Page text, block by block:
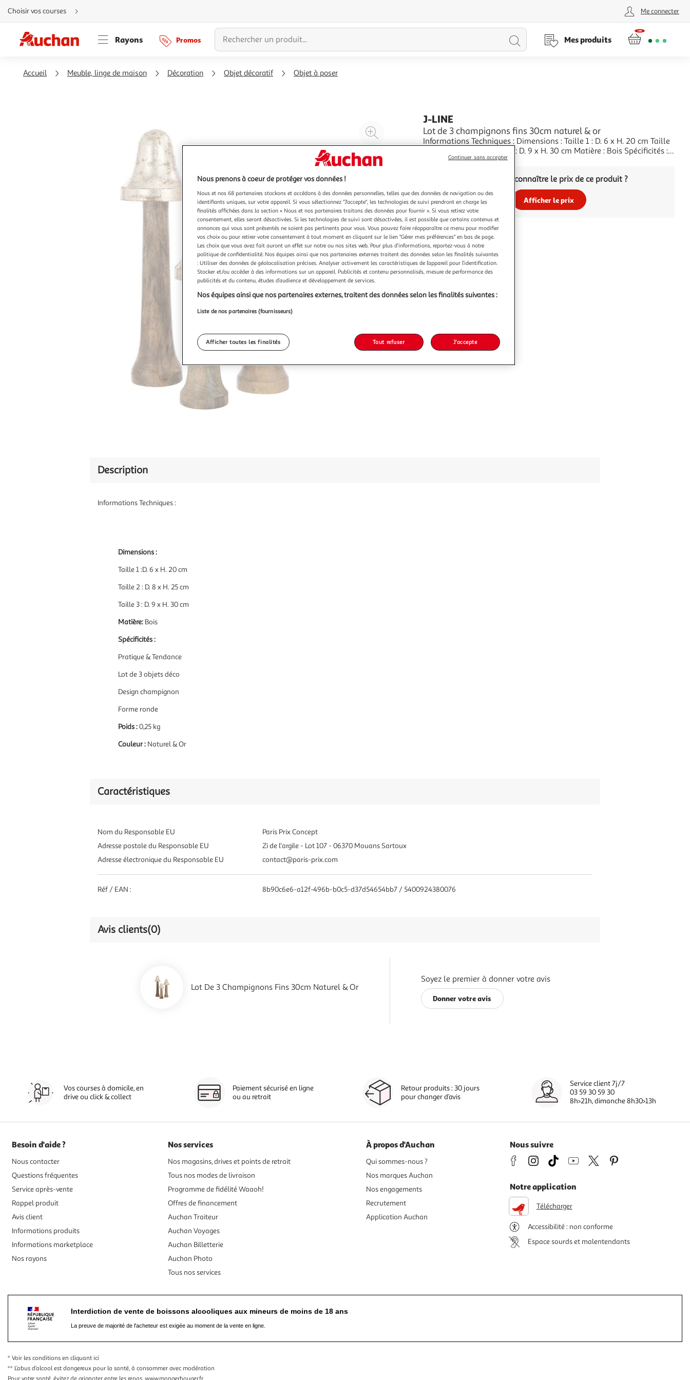
Aller
directement
au
Aller
directement
à
Aller
directement
Choisir vos courses Me connecter
Rayons Promos
Lancer
Mes produits
Accueil Meuble, linge de maison Décoration Objet décoratif Objet à poser
Agrandir
l'illustration
à
200%
Réduire
l'illustration
100
%
le
produit
J-LINE
Lot de 3 champignons fins 30cm naturel & or
Informations Techniques : Dimensions : Taille 1 : D. 6 x H. 20 cm Taille
Pratique & Tendance Lot de 3 objets déco Design champignon Forme
En savoir +
Vous voulez connaître le prix de ce produit ?
Afficher le prix
Description
Informations Techniques :
Dimensions :
Taille 1 :D. 6 x H. 20 cm
Taille 2 : D. 8 x H. 25 cm
Taille 3 : D. 9 x H. 30 cm
Matière: Bois
Spécificités :
Pratique & Tendance
Lot de 3 objets déco
Design champignon
Forme ronde
Poids :0,25 kg
Couleur : Naturel & Or
Caractéristiques
Nom du Responsable EU
Paris Prix Concept
Adresse postale du Responsable EU
Zi de l'argile - Lot 107 - 06370 Mouans Sartoux
Adresse électronique du Responsable EU
contact@paris-prix.com
Réf / EAN : 8b90c6e6-a12f-496b-b0c5-d37d54654bb7 / 5400924380076
Avis clients(0)
Lot De 3 Champignons Fins 30cm Naturel & Or
Soyez le premier à donner votre avis
Donner votre avis
Vos courses à domicile, en
drive ou click & collect
Paiement sécurisé en ligne
ou au retrait
Retour produits : 30 jours
pour changer d’avis
Service client 7j/7
03 59 30 59 30
8h>21h, dimanche 8h30>13h
Besoin d'aide ?
Nous contacter
Questions fréquentes
Service après-vente
Rappel produit
Avis client
Informations produits
Informations marketplace
Nos rayons
Nos services
Nos magasins, drives et points de retrait
Tous nos modes de livraison
Programme de fidélité Waaoh!
Offres de financement
Auchan Traiteur
Auchan Voyages
Auchan Billetterie
Auchan Photo
Tous nos services
À propos d'Auchan
Qui sommes-nous ?
Nos marques Auchan
Nos engagements
Recrutement
Application Auchan
Nous suivre
Notre application
Télécharger
Accessibilité : non conforme
Espace sourds et malentendants
Interdiction de vente de boissons alcooliques aux mineurs de moins de 18 ans
La preuve de majorité de l'acheteur est exigée au moment de la vente en ligne.
* Voir les conditions en cliquant ici
** L’abus d’alcool est dangereux pour la santé, à consommer avec modération
Nous prenons à coeur de protéger vos données !
Nous et nos 68 partenaires stockons et accédons à des données personnelles, telles que des données de navigation ou des
identifiants uniques, sur votre appareil. Si vous sélectionnez "J'accepte", les technologies de suivi prendront en charge les
finalités affichées dans la section « Nous et nos partenaires traitons des données pour fournir ». Si vous retirez votre
consentement, elles seront désactivées. Si les technologies de suivi sont désactivées, il est possible que certains contenus et
annonces qui vous sont présentés ne soient pas pertinents pour vous. Vous pouvez faire réapparaître ce menu pour modifier
vos choix ou pour retirer votre consentement à tout moment en cliquant sur le lien "Gérer mes préférences" en bas de page.
Les choix que vous avez fait auront un effet sur notre ou nos sites web. Pour plus d’informations, reportez-vous à notre
politique de confidentialité. Nos équipes ainsi que nos partenaires externes traitent des données selon les finalités suivantes
: Utiliser des données de géolocalisation précises. Analyser activement les caractéristiques de l’appareil pour l’identification.
Stocker et/ou accéder à des informations sur un appareil. Publicités et contenu personnalisés, mesure de performance des
publicités et du contenu, études d’audience et développement de services.
Nos équipes ainsi que nos partenaires externes, traitent des données selon les finalités suivantes :
Liste de nos partenaires (fournisseurs)
Afficher toutes les finalités Tout refuser J'accepte
Continuer sans accepter